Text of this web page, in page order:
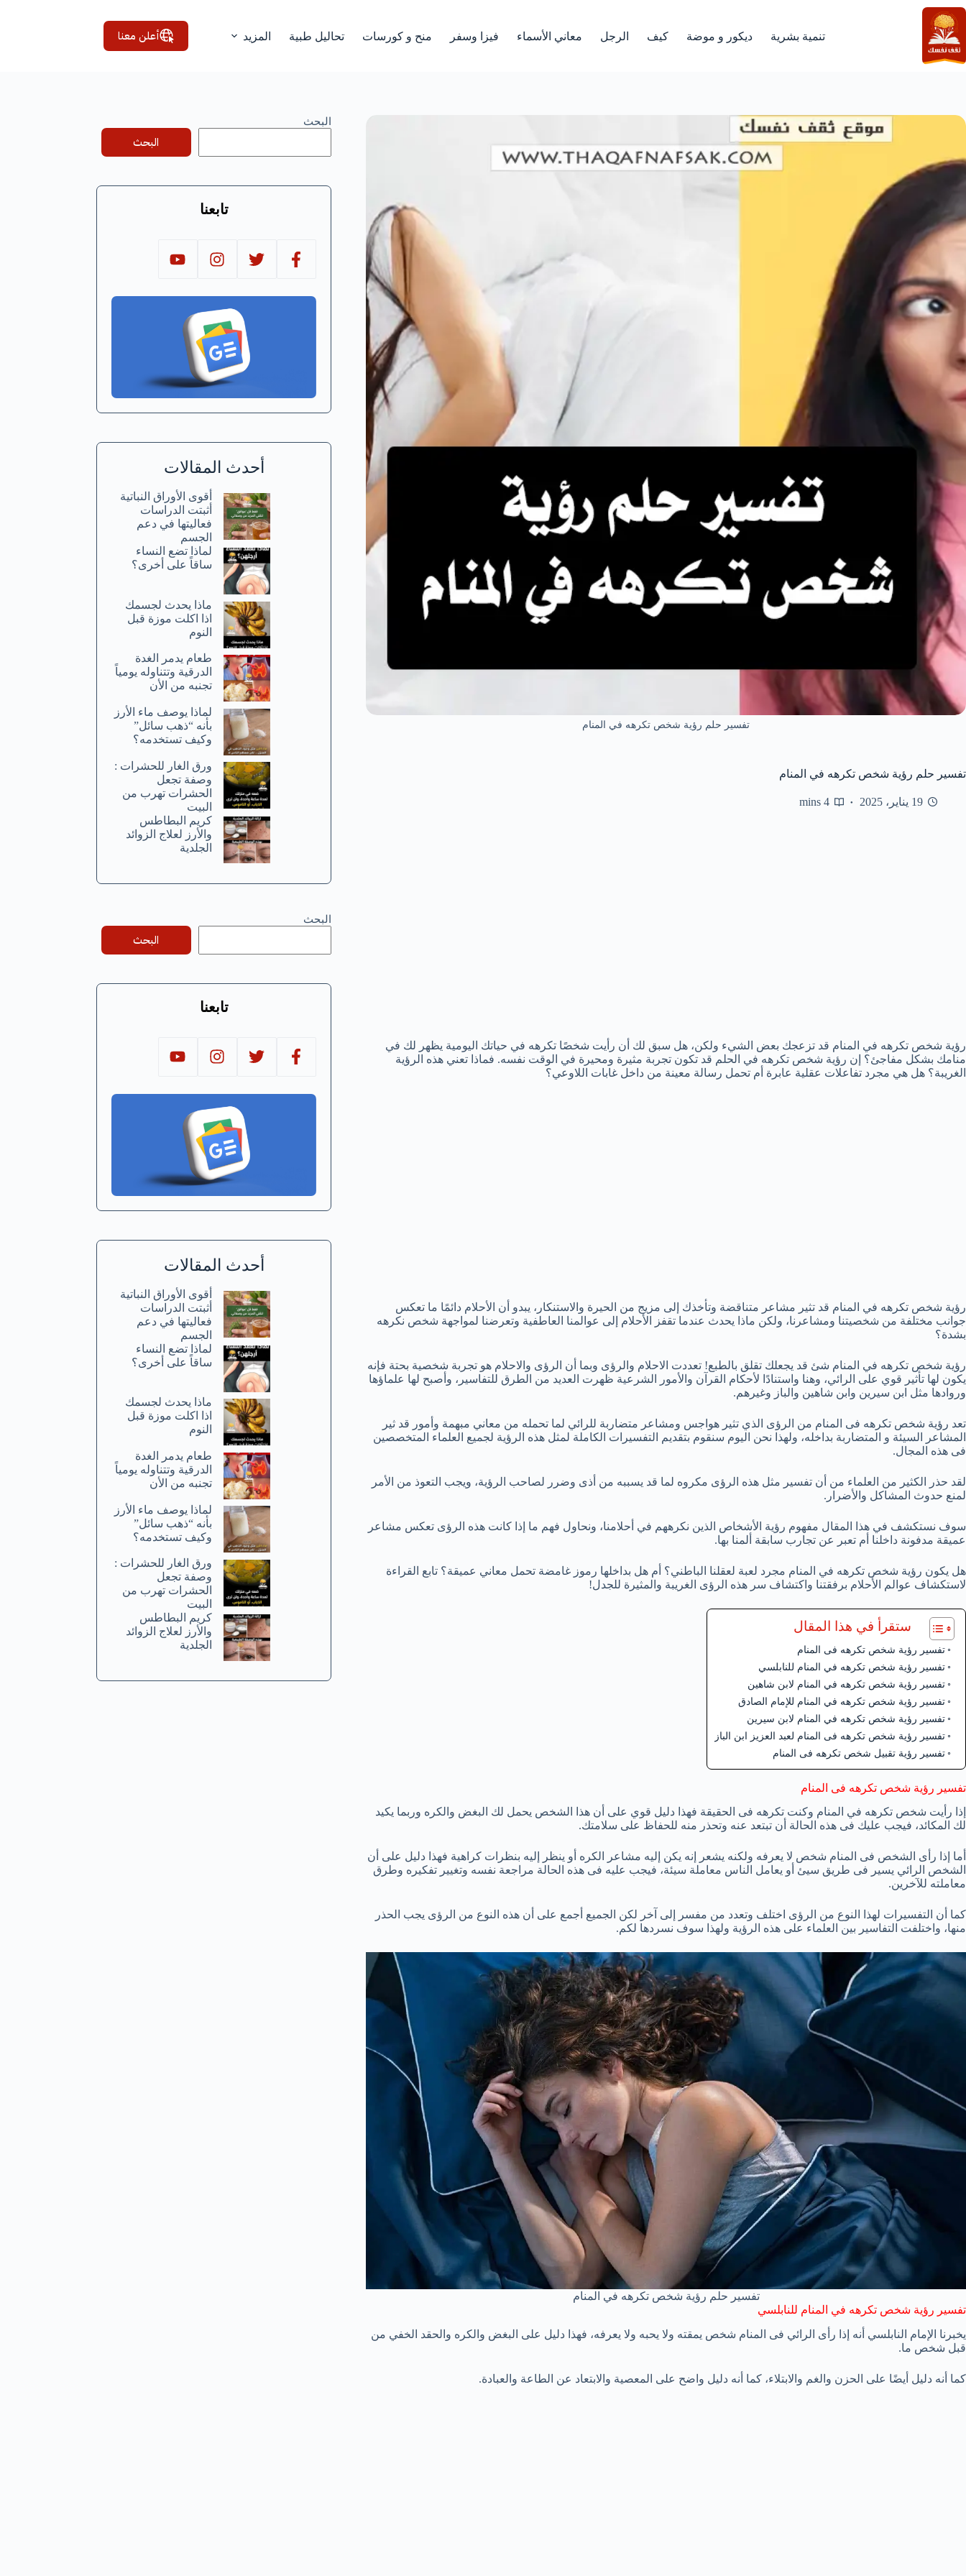
التجاوز
إلى
المحتوى
تنمية بشرية ديكور و موضة كيف الرجل معاني الأسماء فيزا وسفر منح و كورسات تحاليل طبية المزيد أعلن معنا
تفسير حلم رؤية شخص تكرهه في المنام
تفسير حلم رؤية شخص تكرهه في المنام
19 يناير، 2025 4 mins
رؤية شخص تكرهه في المنام قد تزعجك بعض الشيء ولكن، هل سبق لك أن رأيت شخصًا تكرهه في حياتك اليومية يظهر لك في
منامك بشكل مفاجئ؟ إن رؤية شخص تكرهه في الحلم قد تكون تجربة مثيرة ومحيرة في الوقت نفسه. فماذا تعني هذه الرؤية
الغريبة؟ هل هي مجرد تفاعلات عقلية عابرة أم تحمل رسالة معينة من داخل غابات اللاوعي؟
رؤية شخص تكرهه في المنام قد تثير مشاعر متناقضة وتأخذك إلى مزيج من الحيرة والاستنكار، يبدو أن الأحلام دائمًا ما تعكس
جوانب مختلفة من شخصيتنا ومشاعرنا، ولكن ماذا يحدث عندما تقفز الأحلام إلى عوالمنا العاطفية وتعرضنا لمواجهة شخص نكرهه
بشدة؟
رؤية شخص تكرهه في المنام شئ قد يجعلك تقلق بالطبع! تعددت الاحلام والرؤى وبما أن الرؤى والاحلام هو تجربة شخصية بحتة فإنه
يكون لها تأثير قوي على الرائي، وهنا واستنادًا لأحكام القرآن والأمور الشرعية ظهرت العديد من الطرق للتفاسير، وأصبح لها علماؤها
وروادها مثل ابن سيرين وابن شاهين والباز وغيرهم.
تعد رؤية شخص تكرهه فى المنام من الرؤى الذي تثير هواجس ومشاعر متضاربة للرائي لما تحمله من معاني مبهمة وأمور قد ثير
المشاعر السيئة و المتضاربة بداخله، ولهذا نحن اليوم سنقوم بتقديم التفسيرات الكاملة لمثل هذه الرؤية لجميع العلماء المتخصصين
فى هذه المجال.
لقد حذر الكثير من العلماء من أن تفسير مثل هذه الرؤى مكروه لما قد يسببه من أذى وضرر لصاحب الرؤية، ويجب التعوذ من الأمر
لمنع حدوث المشاكل والأضرار.
سوف نستكشف في هذا المقال مفهوم رؤية الأشخاص الذين نكرههم في أحلامنا، ونحاول فهم ما إذا كانت هذه الرؤى تعكس مشاعر
عميقة مدفونة داخلنا أم تعبر عن تجارب سابقة ألمنا بها.
هل يكون رؤية شخص تكرهه في المنام مجرد لعبة لعقلنا الباطني؟ أم هل بداخلها رموز غامضة تحمل معاني عميقة؟ تابع القراءة
لاستكشاف عوالم الأحلام برفقتنا واكتشاف سر هذه الرؤى الغريبة والمثيرة للجدل!
ستقرأ في هذا المقال
تفسير رؤية شخص تكرهه فى المنام
تفسير رؤية شخص تكرهه في المنام للنابلسي
تفسير رؤية شخص تكرهه في المنام لابن شاهين
تفسير رؤية شخص تكرهه في المنام للإمام الصادق
تفسير رؤية شخص تكرهه في المنام لابن سيرين
تفسير رؤية شخص تكرهه فى المنام لعبد العزيز ابن الباز
تفسير رؤية تقبيل شخص تكرهه فى المنام
تفسير رؤية شخص تكرهه فى المنام
إذا رأيت شخص تكرهه في المنام وكنت تكرهه فى الحقيقة فهذا دليل قوي على أن هذا الشخص يحمل لك البغض والكره وربما يكيد
لك المكائد، فيجب عليك فى هذه الحالة أن تبتعد عنه وتحذر منه للحفاظ على سلامتك.
أما إذا رأى الشخص فى المنام شخص لا يعرفه ولكنه يشعر إنه يكن إليه مشاعر الكره أو ينظر إليه بنظرات كراهية فهذا دليل على أن
الشخص الرائي يسير فى طريق سيئ أو يعامل الناس معاملة سيئة، فيجب عليه فى هذه الحالة مراجعة نفسه وتغيير تفكيره وطرق
معاملته للآخرين.
كما أن التفسيرات لهذا النوع من الرؤى اختلف وتعدد من مفسر إلى آخر لكن الجميع أجمع على أن هذه النوع من الرؤى يجب الحذر
منها، واختلفت التفاسير بين العلماء على هذه الرؤية ولهذا سوف نسردها لكم.
تفسير حلم رؤية شخص تكرهه في المنام
تفسير رؤية شخص تكرهه في المنام للنابلسي
يخبرنا الإمام النابلسي أنه إذا رأى الرائي فى المنام شخص يمقته ولا يحبه ولا يعرفه، فهذا دليل على البغض والكره والحقد الخفي من
قبل شخص ما.
كما أنه دليل أيضًا على الحزن والغم والابتلاء، كما أنه دليل واضح على المعصية والابتعاد عن الطاعة والعبادة.
البحث
البحث
تابعنا
أحدث المقالات
أقوى الأوراق النباتية
أثبتت الدراسات
فعاليتها في دعم
الجسم
لماذا تضع النساء
ساقاً على أخرى؟
ماذا يحدث لجسمك
اذا اكلت موزة قبل
النوم
طعام يدمر الغدة
الدرقية وتتناوله يومياً
تجنبه من الأن
لماذا يوصف ماء الأرز
بأنه “ذهب سائل”
وكيف تستخدمه؟
ورق الغار للحشرات :
وصفة تجعل
الحشرات تهرب من
البيت
كريم البطاطس
والأرز لعلاج الزوائد
الجلدية
البحث
البحث
تابعنا
أحدث المقالات
أقوى الأوراق النباتية
أثبتت الدراسات
فعاليتها في دعم
الجسم
لماذا تضع النساء
ساقاً على أخرى؟
ماذا يحدث لجسمك
اذا اكلت موزة قبل
النوم
طعام يدمر الغدة
الدرقية وتتناوله يومياً
تجنبه من الأن
لماذا يوصف ماء الأرز
بأنه “ذهب سائل”
وكيف تستخدمه؟
ورق الغار للحشرات :
وصفة تجعل
الحشرات تهرب من
البيت
كريم البطاطس
والأرز لعلاج الزوائد
الجلدية